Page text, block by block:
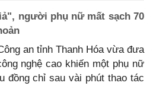
người phụ nữ mất sạch 70
an tỉnh Thanh Hóa vừa đưa
nghệ cao khiến một phụ nữ
đồng chỉ sau vài phút thao tác